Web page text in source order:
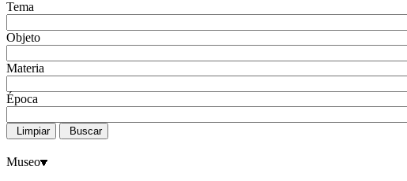
Tema
Objeto
Materia
Época
Limpiar Buscar
Museo